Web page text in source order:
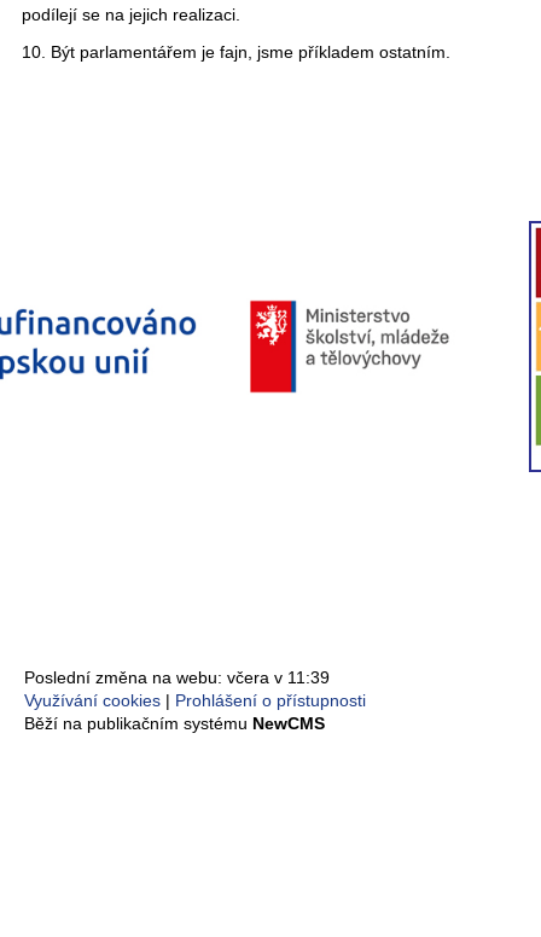
podílejí se na jejich realizaci.
10. Být parlamentářem je fajn, jsme příkladem ostatním.
Poslední změna na webu: včera v 11:39
Využívání cookies
Prohlášení o přístupnosti
Běží na publikačním systému NewCMS